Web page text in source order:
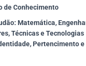
de Conhecimento
Matemática,
Técnicas e Tecnologias
Pertencimento